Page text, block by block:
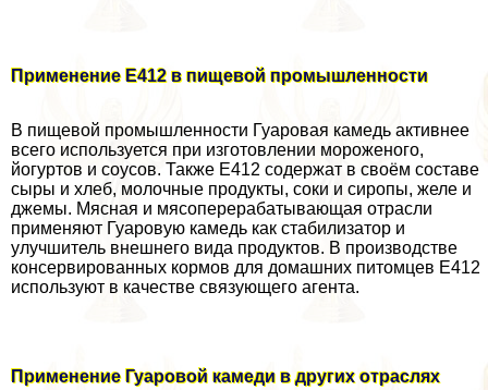
Применение Е412 в пищевой промышленности
В пищевой промышленности Гуаровая камедь активнее
всего используется при изготовлении мороженого,
йогуртов и соусов. Также Е412 содержат в своём составе
сыры и хлеб, молочные продукты, соки и сиропы, желе и
джемы. Мясная и мясопереpaбатывающая отрасли
применяют Гуаровую камедь как стабилизатор и
улучшитель внешнего вида продуктов. В производстве
консервированных кормов для домашних питомцев Е412
используют в качестве связующего агента.
Применение Гуаровой камеди в других отраслях